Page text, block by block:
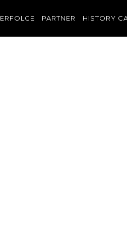
ERFOLGE PARTNER HISTORY